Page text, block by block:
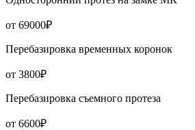
от 69000₽
Перебазировка временных коронок
от 3800₽
Перебазировка съемного протеза
от 6600₽